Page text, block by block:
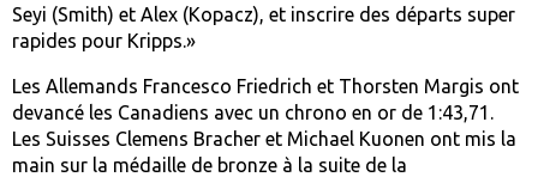
Seyi (Smith) et Alex (Kopacz), et inscrire des départs super
rapides pour Kripps.»
Les Allemands Francesco Friedrich et Thorsten Margis ont
devancé les Canadiens avec un chrono en or de 1:43,71.
Les Suisses Clemens Bracher et Michael Kuonen ont mis la
main sur la médaille de bronze à la suite de la